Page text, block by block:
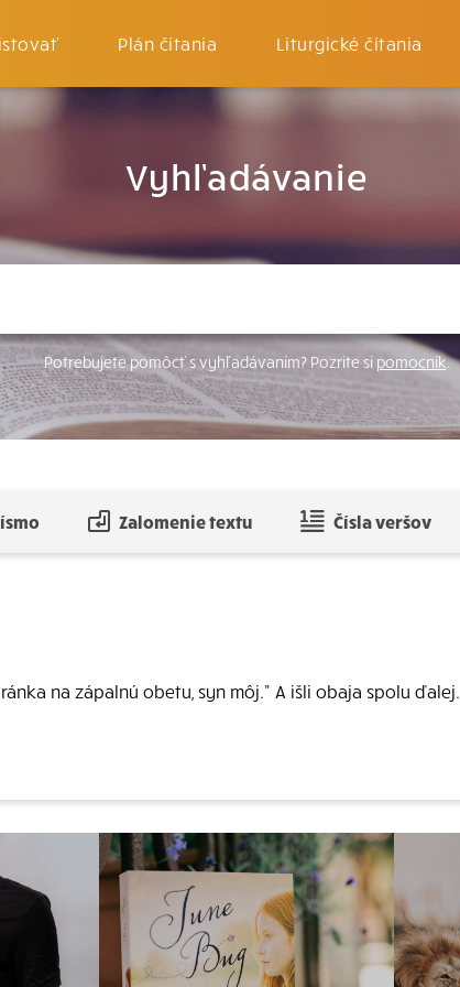
Plán čítania Liturgické čítania
Vyhľadávanie
Potrebujete pomôcť s vyhľadávaním? Pozrite si pomocník.
Zalomenie textu Čísla veršov
na zápalnú obetu, syn môj." A išli obaja spolu ďalej.